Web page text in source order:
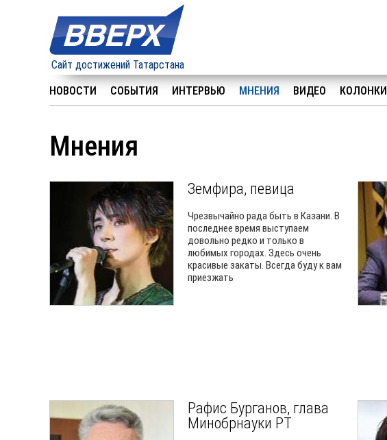
Сайт достижений Татарстана
НОВОСТИ СОБЫТИЯ ИНТЕРВЬЮ МНЕНИЯ ВИДЕО КОЛОНКИ
Мнения
Земфира, певица
Чрезвычайно рада быть в Казани. В
последнее время выступаем
довольно редко и только в
любимых городах. Здесь очень
красивые закаты. Всегда буду к вам
приезжать
Рафис Бурганов, глава
Минобрнауки РТ